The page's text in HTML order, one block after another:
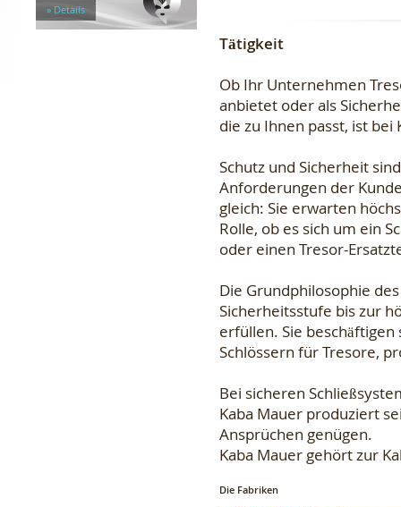
» Details
Tätigkeit
Ob Ihr Unternehmen
anbietet oder als
die zu Ihnen passt, ist
Schutz und Sicherheit
Anforderungen der
gleich: Sie erwarten
Rolle, ob es sich um ein
oder einen Tresor-
Die Grundphilosophie
Sicherheitsstufe bis zur
erfüllen. Sie
Schlössern für Tresore,
Bei sicheren
Kaba Mauer produziert
Ansprüchen genügen.
Kaba Mauer gehört zur
Die Fabriken